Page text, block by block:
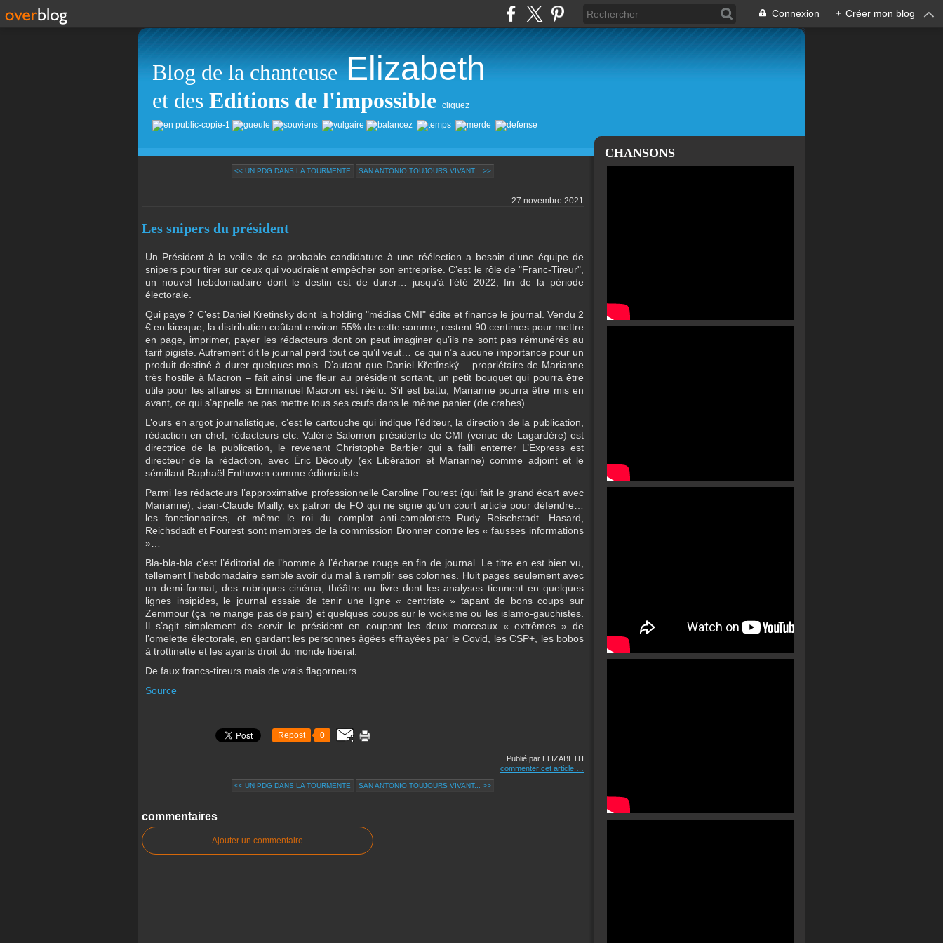
Connexion + Créer mon blog
Blog de la chanteuse Elizabeth
et des Editions de l'impossible cliquez
<< UN PDG DANS LA TOURMENTE SAN ANTONIO TOUJOURS VIVANT... >>
27 novembre 2021
Les snipers du président
Un Président à la veille de sa probable candidature à une réélection a besoin d’une équipe de
snipers pour tirer sur ceux qui voudraient empêcher son entreprise. C’est le rôle de "Franc-Tireur",
un nouvel hebdomadaire dont le destin est de durer… jusqu’à l’été 2022, fin de la période
électorale.
Qui paye ? C’est Daniel Kretinsky dont la holding "médias CMI" édite et finance le journal. Vendu 2
€ en kiosque, la distribution coûtant environ 55% de cette somme, restent 90 centimes pour mettre
en page, imprimer, payer les rédacteurs dont on peut imaginer qu’ils ne sont pas rémunérés au
tarif pigiste. Autrement dit le journal perd tout ce qu’il veut… ce qui n’a aucune importance pour un
produit destiné à durer quelques mois. D’autant que Daniel Křetínský – propriétaire de Marianne
très hostile à Macron – fait ainsi une fleur au président sortant, un petit bouquet qui pourra être
utile pour les affaires si Emmanuel Macron est réélu. S’il est battu, Marianne pourra être mis en
avant, ce qui s’appelle ne pas mettre tous ses œufs dans le même panier (de crabes).
L’ours en argot journalistique, c’est le cartouche qui indique l’éditeur, la direction de la publication,
rédaction en chef, rédacteurs etc. Valérie Salomon présidente de CMI (venue de Lagardère) est
directrice de la publication, le revenant Christophe Barbier qui a failli enterrer L’Express est
directeur de la rédaction, avec Éric Découty (ex Libération et Marianne) comme adjoint et le
sémillant Raphaël Enthoven comme éditorialiste.
Parmi les rédacteurs l’approximative professionnelle Caroline Fourest (qui fait le grand écart avec
Marianne), Jean-Claude Mailly, ex patron de FO qui ne signe qu’un court article pour défendre…
les fonctionnaires, et même le roi du complot anti-complotiste Rudy Reischstadt. Hasard,
Reichsdadt et Fourest sont membres de la commission Bronner contre les « fausses informations
»…
Bla-bla-bla c’est l’éditorial de l’homme à l’écharpe rouge en fin de journal. Le titre en est bien vu,
tellement l’hebdomadaire semble avoir du mal à remplir ses colonnes. Huit pages seulement avec
un demi-format, des rubriques cinéma, théâtre ou livre dont les analyses tiennent en quelques
lignes insipides, le journal essaie de tenir une ligne « centriste » tapant de bons coups sur
Zemmour (ça ne mange pas de pain) et quelques coups sur le wokisme ou les islamo-gauchistes.
Il s’agit simplement de servir le président en coupant les deux morceaux « extrêmes » de
l’omelette électorale, en gardant les personnes âgées effrayées par le Covid, les CSP+, les bobos
à trottinette et les ayants droit du monde libéral.
De faux francs-tireurs mais de vrais flagorneurs.
Source
Repost 0
Publié par ELIZABETH
commenter cet article
<< UN PDG DANS LA TOURMENTE SAN ANTONIO TOUJOURS VIVANT... >>
commentaires
Ajouter un commentaire
CHANSONS